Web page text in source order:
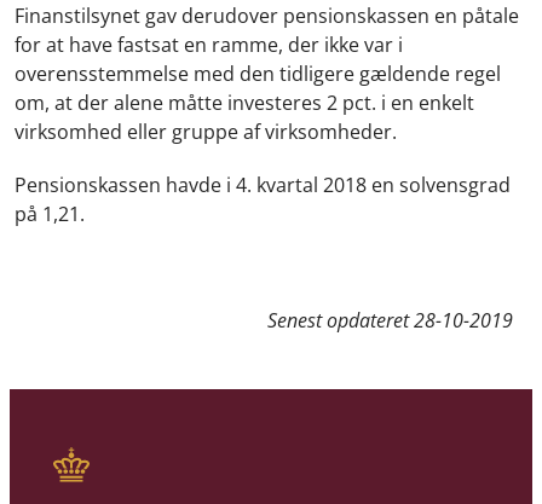
Finanstilsynet gav derudover pensionskassen en påtale
for at have fastsat en ramme, der ikke var i
overensstemmelse med den tidligere gældende regel
om, at der alene måtte investeres 2 pct. i en enkelt
virksomhed eller gruppe af virksomheder.
Pensionskassen havde i 4. kvartal 2018 en solvensgrad
på 1,21.
Senest opdateret28-10-2019